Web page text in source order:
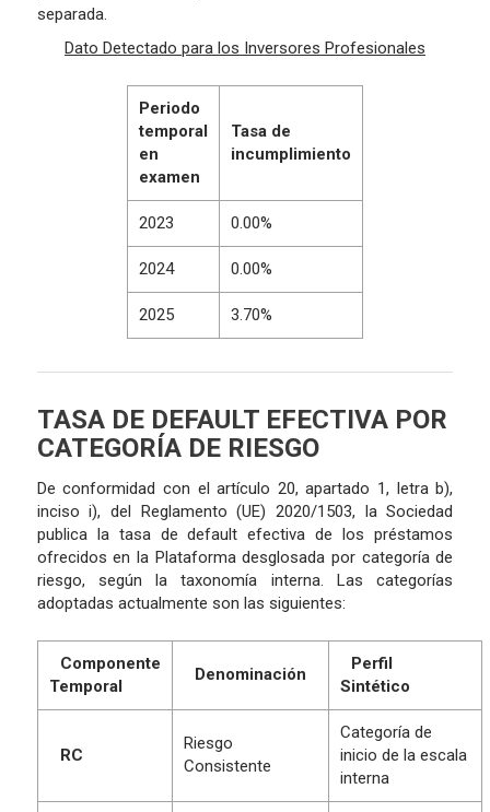
separada.
Dato Detectado para los Inversores Profesionales
Periodo
temporal
en
examen
Tasa de
incumplimiento
2023 0.00%
2024 0.00%
2025 3.70%
TASA DE DEFAULT EFECTIVA POR
CATEGORÍA DE RIESGO
De conformidad con el artículo 20, apartado 1, letra b),
inciso i), del Reglamento (UE) 2020/1503, la Sociedad
publica la tasa de default efectiva de los préstamos
ofrecidos en la Plataforma desglosada por categoría de
riesgo, según la taxonomía interna. Las categorías
adoptadas actualmente son las siguientes:
Componente
Temporal
Denominación
Perfil
Sintético
RC
Riesgo
Consistente
Categoría de
inicio de la escala
interna